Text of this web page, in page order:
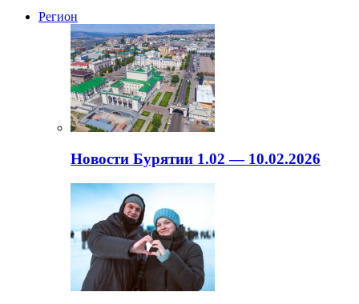
Регион
Новости Бурятии 1.02 — 10.02.2026